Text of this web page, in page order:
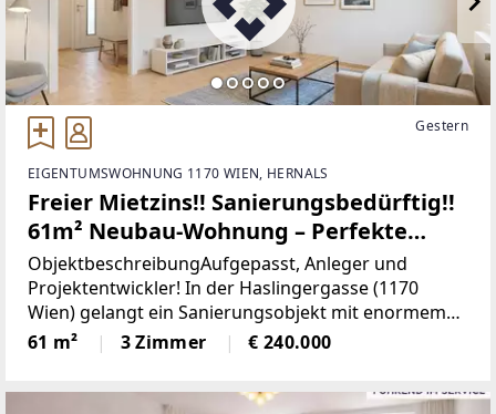
Gestern
EIGENTUMSWOHNUNG 1170 WIEN, HERNALS
Freier Mietzins!! Sanierungsbedürftig!!
61m² Neubau-Wohnung – Perfekte
Raumaufteilung! Und Exklusiv!
ObjektbeschreibungAufgepasst, Anleger und
Projektentwickler! In der Haslingergasse (1170
Wien) gelangt ein Sanierungsobjekt mit enormem
Potenzial zum Verkauf. Diese Wohnung ist die
perfekte Basis für ein erfolgreiches „Fix & Flip“-
61 m² 3 Zimmer € 240.000